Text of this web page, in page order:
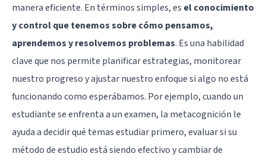
manera eficiente. En términos simples, es el conocimiento
y control que tenemos sobre cómo pensamos,
aprendemos y resolvemos problemas. Es una habilidad
clave que nos permite planificar estrategias, monitorear
nuestro progreso y ajustar nuestro enfoque si algo no está
funcionando como esperábamos. Por ejemplo, cuando un
estudiante se enfrenta a un examen, la metacognición le
ayuda a decidir qué temas estudiar primero, evaluar si su
método de estudio está siendo efectivo y cambiar de